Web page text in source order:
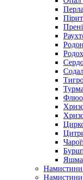
Пірит
Яшма
Намистини
Намистини